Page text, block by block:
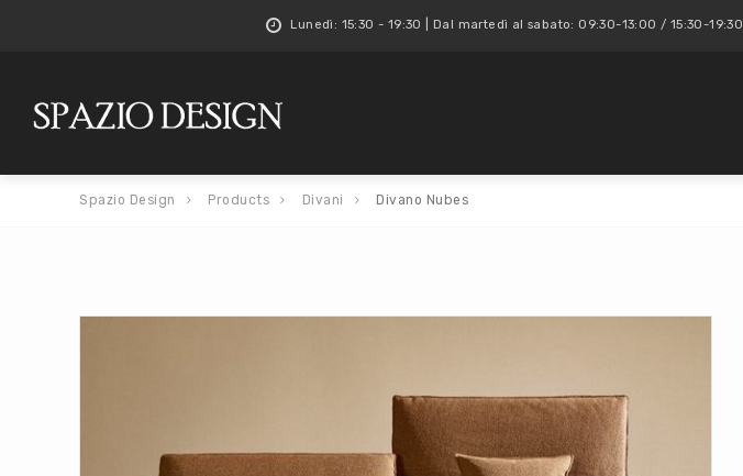
Lunedì: 15:30 - 19:30 | Dal martedì al sabato: 09:30-13:00 / 15:30-19:30
Spazio Design Products Divani Divano Nubes